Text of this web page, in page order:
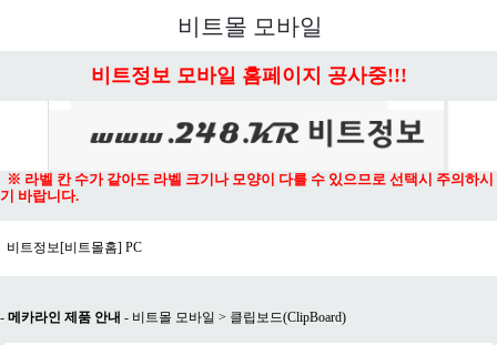
비트몰 모바일
비트정보 모바일 홈페이지 공사중!!!
※ 라벨 칸 수가 같아도 라벨 크기나 모양이 다를 수 있으므로 선택시 주의하시
기 바랍니다.
비트정보[비트몰홈] PC
- 메카라인 제품 안내 - 비트몰 모바일 > 클립보드(ClipBoard)